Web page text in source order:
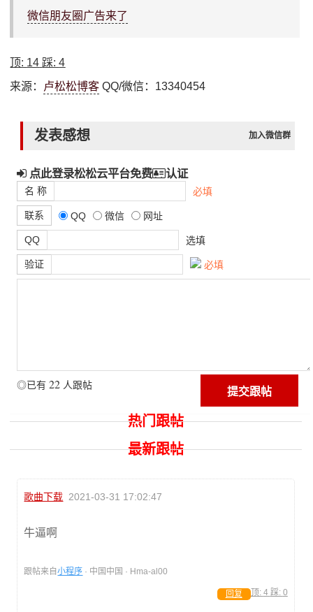
微信朋友圈广告来了
顶: 14 踩:4
来源： 卢松松博客 QQ/微信：13340454
发表感想 加入微信群
点此登录松松云平台免费 认证
名 称 必填
联系 QQ 微信 网址
QQ 选填
验证 必填
◎已有 22 人跟帖
热门跟帖
最新跟帖
歌曲下载 2021-03-31 17:02:47
牛逼啊
跟帖来自小程序 · 中国中国 · Hma-al00
顶: 4 踩: 0
回复